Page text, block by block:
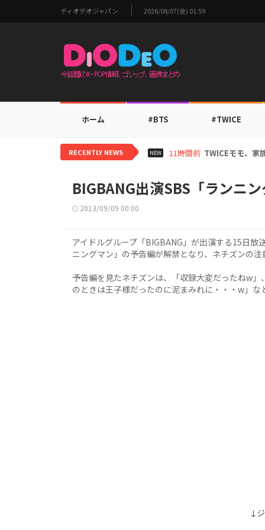
ディオデオジャパン 2026/08/07(金) 01:59
ホーム #BTS #TWICE
RECENTLY NEWS NEW 11時間前 TWICEモモ、家
BIGBANG出演SBS「ランニ
2013/09/09 00:00
アイドルグループ「BIGBANG」が出演する15日
ニングマン」の予告編が解禁となり、ネチズンの
予告編を見たネチズンは、「収録大変だったねw
のときは王子様だったのに泥まみれに・・・w」な
↓